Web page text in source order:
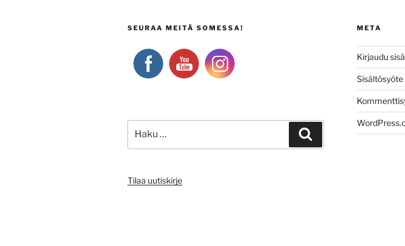
SEURAA MEITÄ SOMESSA!
Tilaa uutiskirje
META
Kirjaudu
Sisältösyöte